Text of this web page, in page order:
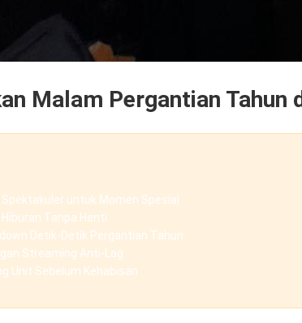
Malam Pergantian
Spektakuler untuk Momen Spesial
Tanpa Henti
Detik-Detik Pergantian Tahun
Streaming Anti-Lag
Unit Sebelum Kehabisan